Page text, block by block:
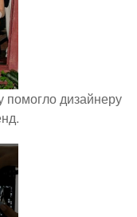
помогло дизайнеру